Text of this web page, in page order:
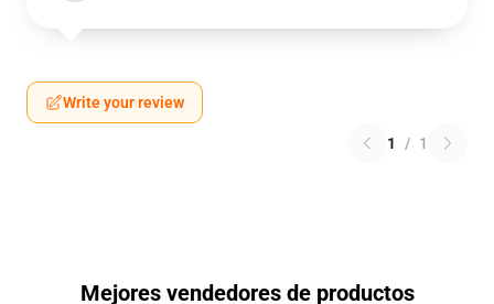
Write your review
1 / 1
Mejores vendedores de productos